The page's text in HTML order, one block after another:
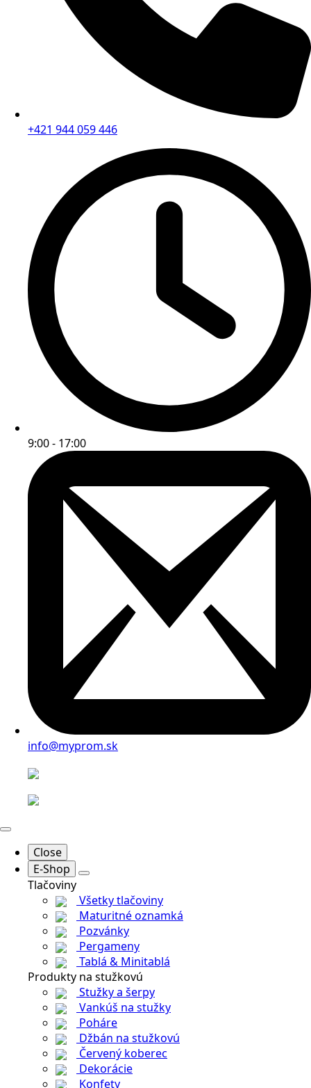
+421 944 059 446
9:00 - 17:00
info@myprom.sk
Close
E-Shop
Tlačoviny
Všetky tlačoviny
Maturitné oznamká
Pozvánky
Pergameny
Tablá & Minitablá
Produkty na stužkovú
Stužky a šerpy
Vankúš na stužky
Poháre
Džbán na stužkovú
Červený koberec
Dekorácie
Konfety